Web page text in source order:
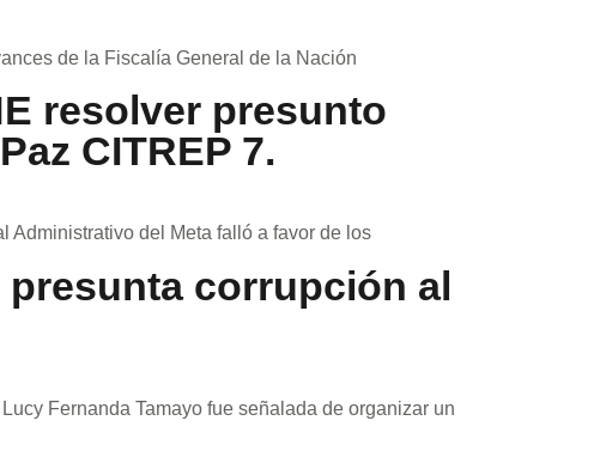
de la Fiscalía General de la Nación
resolver presunto
CITREP 7.
Administrativo del Meta falló a favor de los
corrupción al
Fernanda Tamayo fue señalada de organizar un